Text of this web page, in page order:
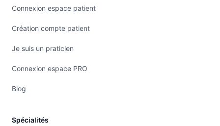
Connexion espace patient
Création compte patient
Je suis un praticien
Connexion espace PRO
Blog
Spécialités